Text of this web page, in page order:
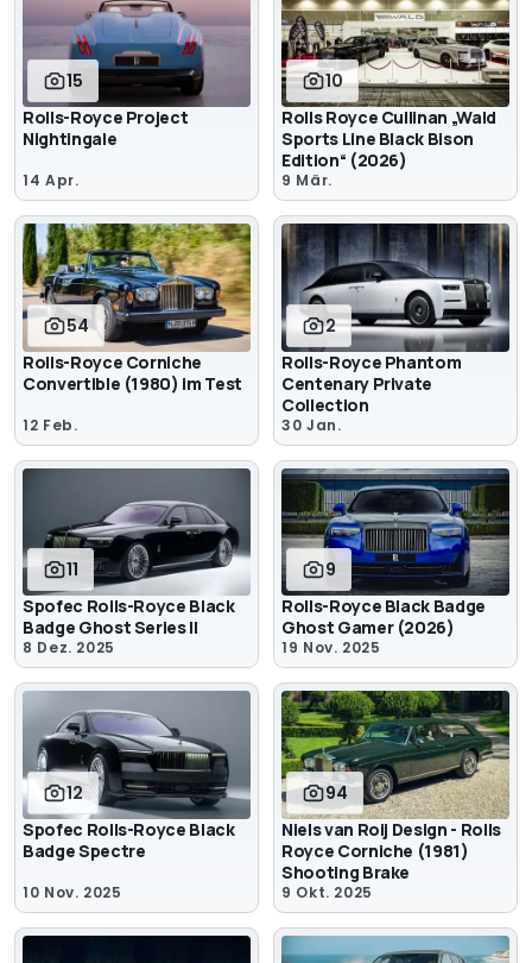
15
Rolls-Royce Project
Nightingale
14 Apr.
10
Rolls Royce Cullinan „Wald
Sports Line Black Bison
Edition“ (2026)
9 Mär.
54
Rolls-Royce Corniche
Convertible (1980) im Test
12 Feb.
2
Rolls-Royce Phantom
Centenary Private
Collection
30 Jan.
11
Spofec Rolls-Royce Black
Badge Ghost Series II
8 Dez. 2025
9
Rolls-Royce Black Badge
Ghost Gamer (2026)
19 Nov. 2025
12
Spofec Rolls-Royce Black
Badge Spectre
10 Nov. 2025
94
Niels van Roij Design - Rolls
Royce Corniche (1981)
Shooting Brake
9 Okt. 2025